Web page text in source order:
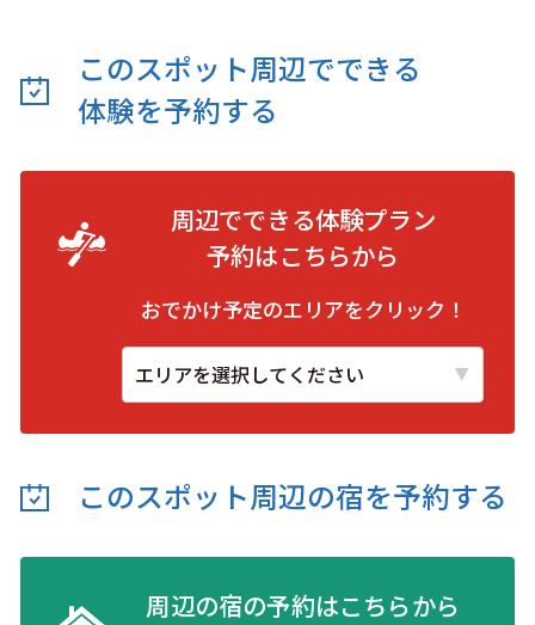
このスポット周辺でできる
体験を予約する
周辺でできる体験プラン
予約はこちらから
おでかけ予定のエリアをクリック！
このスポット周辺の宿を予約する
周辺の宿の予約はこちらから